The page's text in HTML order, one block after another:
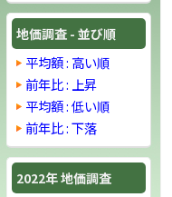
地価調査 - 並び順
平均額 : 高い順
前年比 : 上昇
平均額 : 低い順
前年比 : 下落
2022年 地価調査